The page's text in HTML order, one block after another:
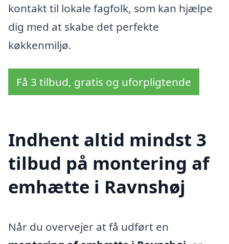
kontakt til lokale fagfolk, som kan hjælpe
dig med at skabe det perfekte
køkkenmiljø.
Få 3 tilbud, gratis og uforpligtende
Indhent altid mindst 3
tilbud på montering af
emhætte i Ravnshøj
Når du overvejer at få udført en